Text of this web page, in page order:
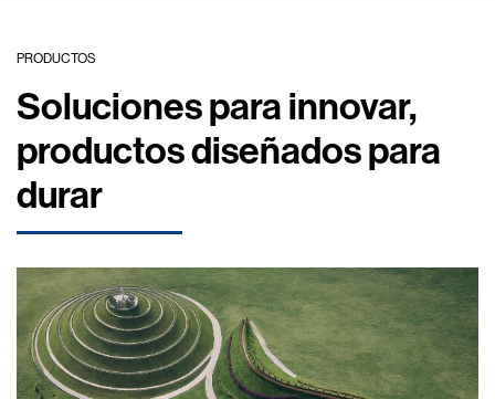
PRODUCTOS
Soluciones para innovar,
productos diseñados para
durar